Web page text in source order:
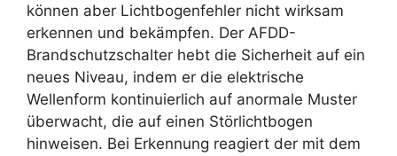
können aber Lichtbogenfehler nicht wirksam
erkennen und bekämpfen. Der AFDD-
Brandschutzschalter hebt die Sicherheit auf ein
neues Niveau, indem er die elektrische
Wellenform kontinuierlich auf anormale Muster
überwacht, die auf einen Störlichtbogen
hinweisen. Bei Erkennung reagiert der mit dem